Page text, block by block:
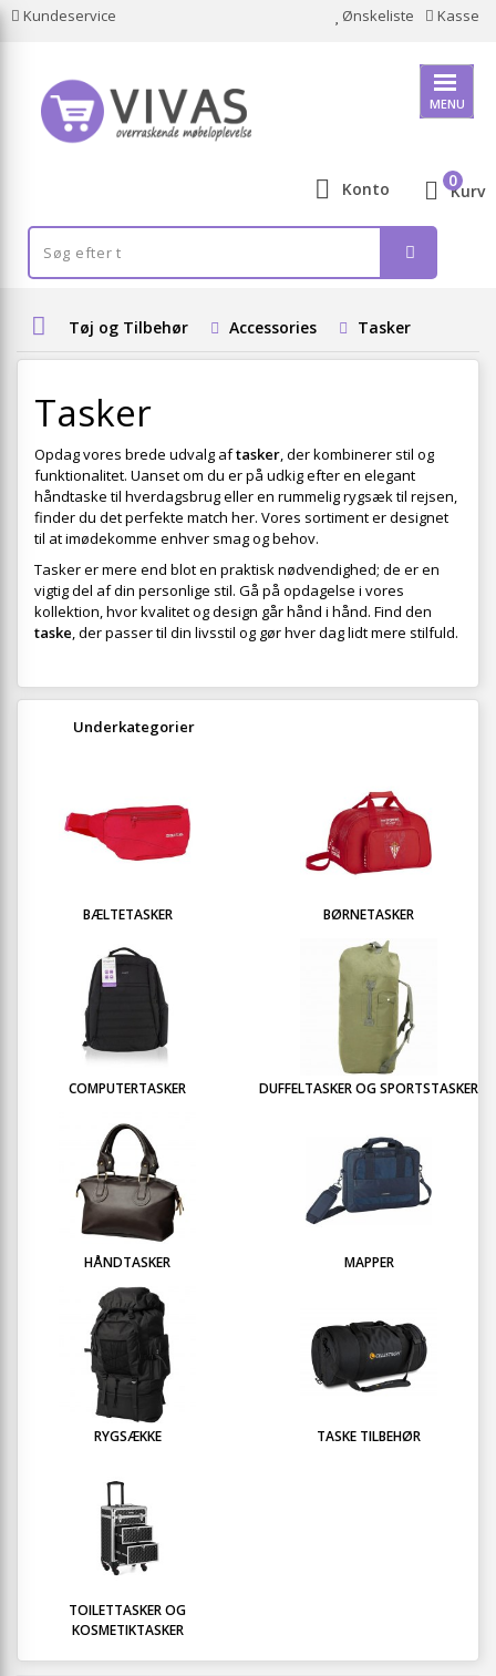
Kundeservice Ønskeliste Kasse
MENU
Konto Kurv
0
Tøj og Tilbehør Accessories Tasker
Tasker
Opdag vores brede udvalg aftasker, der kombinerer stil og
funktionalitet. Uanset om du er på udkig efter en elegant
håndtaske til hverdagsbrug eller en rummelig rygsæk til rejsen,
finder du det perfekte match her. Vores sortiment er designet
til at imødekomme enhver smag og behov.
Tasker er mere end blot en praktisk nødvendighed; de er en
vigtig del af din personlige stil. Gå på opdagelse i vores
kollektion, hvor kvalitet og design går hånd i hånd. Find den
taske, der passer til din livsstil og gør hver dag lidt mere stilfuld.
Underkategorier
BÆLTETASKER BØRNETASKER
COMPUTERTASKER DUFFELTASKER OG SPORTSTASKER
HÅNDTASKER MAPPER
RYGSÆKKE TASKE TILBEHØR
TOILETTASKER OG
KOSMETIKTASKER